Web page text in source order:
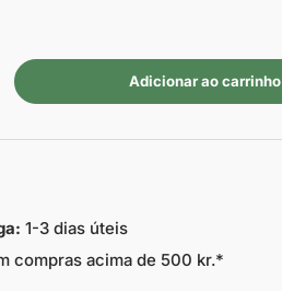
Adicionar ao carrinho
1-3 dias úteis
compras acima de 500 kr.*